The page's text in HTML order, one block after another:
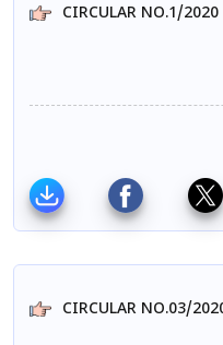
CIRCULAR NO.1/
CIRCULAR NO.03/